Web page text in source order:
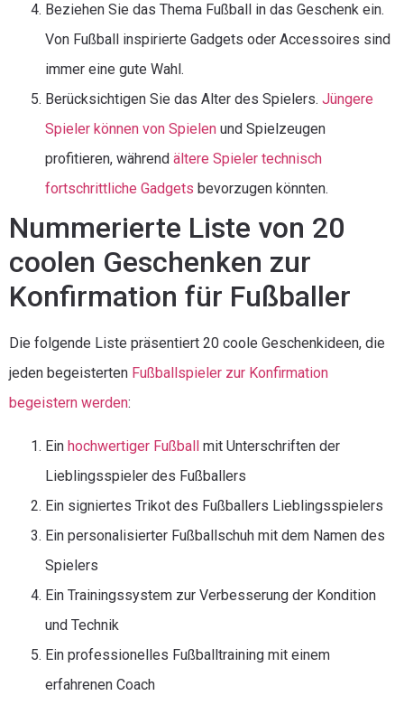
Beziehen Sie das Thema Fußball in das Geschenk ein.
Von Fußball inspirierte Gadgets oder Accessoires sind
immer eine gute Wahl.
Berücksichtigen Sie das Alter des Spielers. Jüngere
Spieler können von Spielen und Spielzeugen
profitieren, während ältere Spieler technisch
fortschrittliche Gadgets bevorzugen könnten.
Nummerierte Liste von 20
coolen Geschenken zur
Konfirmation für Fußballer
Die folgende Liste präsentiert 20 coole Geschenkideen, die
jeden begeisterten Fußballspieler zur Konfirmation
begeistern werden:
Ein hochwertiger Fußball mit Unterschriften der
Lieblingsspieler des Fußballers
Ein signiertes Trikot des Fußballers Lieblingsspielers
Ein personalisierter Fußballschuh mit dem Namen des
Spielers
Ein Trainingssystem zur Verbesserung der Kondition
und Technik
Ein professionelles Fußballtraining mit einem
erfahrenen Coach